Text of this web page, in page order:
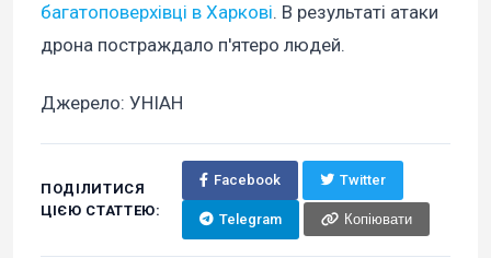
багатоповерхівці в Харкові. В результаті атаки
дрона постраждало п'ятеро людей.
Джерело: УНІАН
ПОДІЛИТИСЯ
ЦІЄЮ СТАТТЕЮ:
Facebook Twitter
Telegram Копіювати